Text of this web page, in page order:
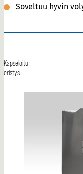
Soveltuu hyvin
Kapseloitu
eristys